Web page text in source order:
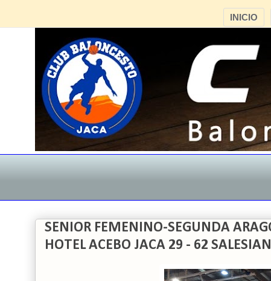
INICIO
SENIOR FEMENINO-SEGUNDA
HOTEL ACEBO JACA 29 - 62